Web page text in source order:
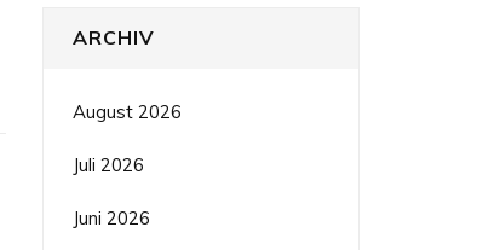
ARCHIV
August 2026
Juli 2026
Juni 2026